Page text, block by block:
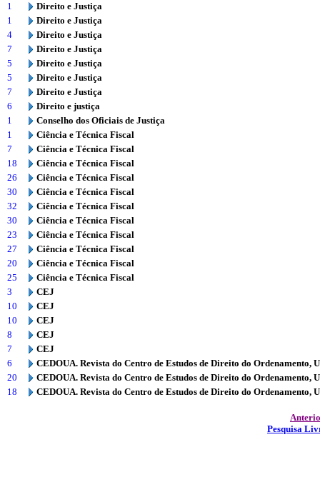
1
Direito e Justiça
1
Direito e Justiça
4
Direito e Justiça
7
Direito e Justiça
5
Direito e Justiça
5
Direito e Justiça
7
Direito e Justiça
6
Direito e justiça
1
Conselho dos Oficiais de Justiça
1
Ciência e Técnica Fiscal
7
Ciência e Técnica Fiscal
18
Ciência e Técnica Fiscal
26
Ciência e Técnica Fiscal
30
Ciência e Técnica Fiscal
32
Ciência e Técnica Fiscal
30
Ciência e Técnica Fiscal
23
Ciência e Técnica Fiscal
27
Ciência e Técnica Fiscal
20
Ciência e Técnica Fiscal
25
Ciência e Técnica Fiscal
3
CEJ
10
CEJ
10
CEJ
8
CEJ
7
CEJ
6
CEDOUA. Revista do Centro de Estudos de Direito do Ordenamento,
20
CEDOUA. Revista do Centro de Estudos de Direito do Ordenamento,
18
CEDOUA. Revista do Centro de Estudos de Direito do Ordenamento,
Pesquisa